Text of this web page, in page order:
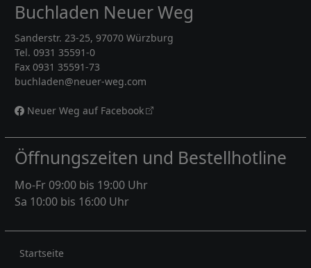
Buchladen Neuer Weg
Sanderstr. 23-25, 97070 Würzburg
Tel. 0931 35591-0
Fax 0931 35591-73
buchladen@neuer-weg.com
Neuer Weg auf Facebook
Öffnungszeiten und Bestellhotline
Mo-Fr 09:00 bis 19:00 Uhr
Sa 10:00 bis 16:00 Uhr
Rechtliches
Startseite